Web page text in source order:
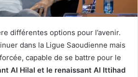
différentes options pour l’avenir.
dans la Ligue Saoudienne mais
capable de se battre pour le
Al Hilal et le renaissant Al Ittihad